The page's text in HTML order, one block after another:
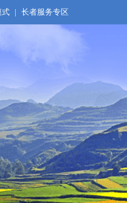
式 | 长者服务专区